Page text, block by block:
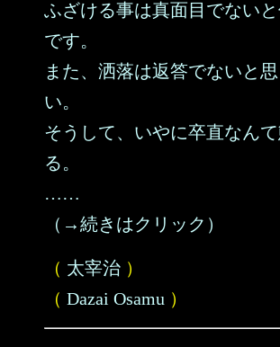
ふざける事は真面目でない
です。
また、洒落は返答でないと
い。
そうして、いやに卒直なん
る。
……
（→続きはクリック）
（ 太宰治 ）
（ Dazai Osamu ）